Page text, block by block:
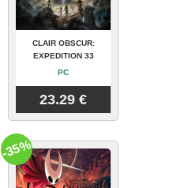
CLAIR OBSCUR:
EXPEDITION 33
PC
23.29 €
-35%